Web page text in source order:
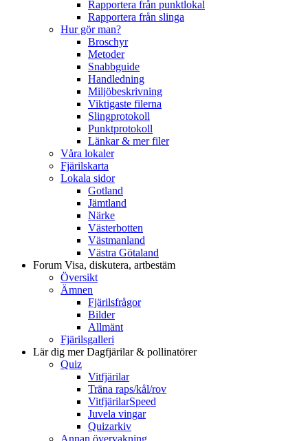
Rapportera från punktlokal
Rapportera från slinga
Hur gör man?
Broschyr
Metoder
Snabbguide
Handledning
Miljöbeskrivning
Viktigaste filerna
Slingprotokoll
Punktprotokoll
Länkar & mer filer
Våra lokaler
Fjärilskarta
Lokala sidor
Gotland
Jämtland
Närke
Västerbotten
Västmanland
Västra Götaland
Forum Visa, diskutera, artbestäm
Översikt
Ämnen
Fjärilsfrågor
Bilder
Allmänt
Fjärilsgalleri
Lär dig merDagfjärilar & pollinatörer
Quiz
Vitfjärilar
Träna raps/kål/rov
VitfjärilarSpeed
Juvela vingar
Quizarkiv
Annan övervakning